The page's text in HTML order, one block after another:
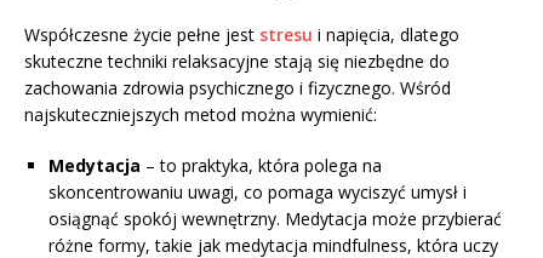
Współczesne życie pełne jest stresu i napięcia, dlatego
skuteczne techniki relaksacyjne stają się niezbędne do
zachowania zdrowia psychicznego i fizycznego. Wśród
najskuteczniejszych metod można wymienić:
Medytacja – to praktyka, która polega na
skoncentrowaniu uwagi, co pomaga wyciszyć umysł i
osiągnąć spokój wewnętrzny. Medytacja może przybierać
różne formy, takie jak medytacja mindfulness, która uczy